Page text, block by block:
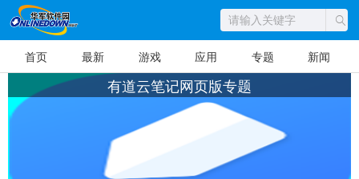
首页 最新 游戏 应用 专题 新闻
有道云笔记网页版专题